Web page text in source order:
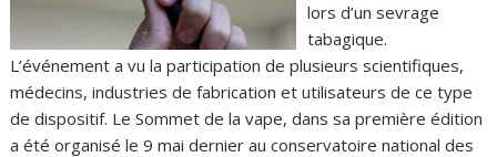
lors d’un sevrage
tabagique.
L’événement a vu la participation de plusieurs scientifiques,
médecins, industries de fabrication et utilisateurs de ce type
de dispositif. Le Sommet de la vape, dans sa première édition
a été organisé le 9 mai dernier au conservatoire national des